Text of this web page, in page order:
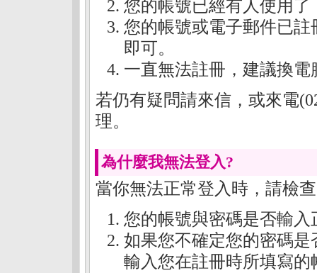
您的帳號已經有人使用
您的帳號或電子郵件已
即可。
一直無法註冊，建議換
若仍有疑問請來信，或來電
理。
為什麼我無法登入?
當你無法正常登入時，請檢
您的帳號與密碼是否輸入
如果您不確定您的密碼
輸入您在註冊時所填寫